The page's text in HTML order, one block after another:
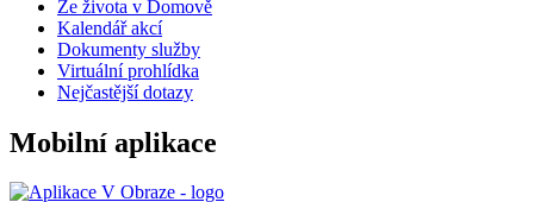
Ze života v Domově
Kalendář akcí
Dokumenty služby
Virtuální prohlídka
Nejčastější dotazy
Mobilní aplikace